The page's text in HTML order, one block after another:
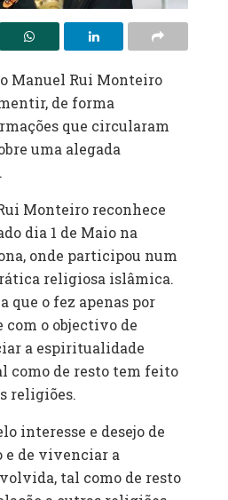
Manuel Rui Monteiro
de forma
que circularam
uma alegada
Monteiro reconhece
dia 1 de Maio na
onde participou num
religiosa islâmica.
que o fez apenas por
com o objectivo de
a espiritualidade
como de resto tem feito
religiões.
interesse e desejo de
e de vivenciar a
tal como de resto